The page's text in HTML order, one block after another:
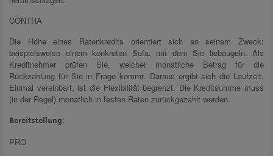
CONTRA
Die Höhe eines Ratenkredits orientiert sich an seinem Zweck:
beispielsweise einem konkreten Sofa, mit dem Sie liebäugeln. Als
Kreditnehmer prüfen Sie, welcher monatliche Betrag für die
Rückzahlung für Sie in Frage kommt. Daraus ergibt sich die Laufzeit.
Einmal vereinbart, ist die Flexibilität begrenzt. Die Kreditsumme muss
(in der Regel) monatlich in festen Raten zurückgezahlt werden.
Bereitstellung:
PRO